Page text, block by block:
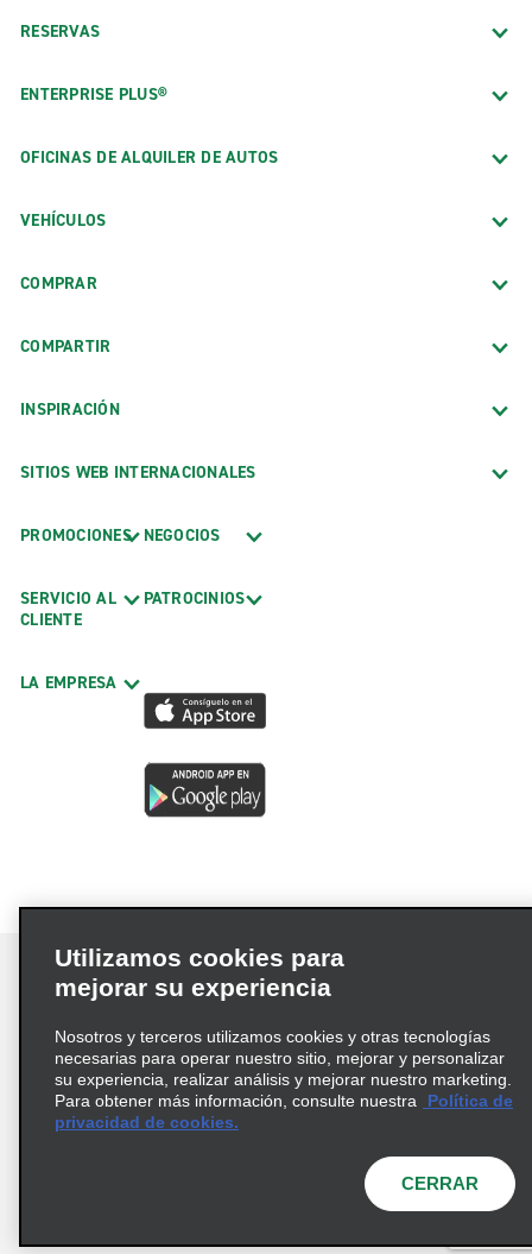
RESERVAS
ENTERPRISE PLUS®
OFICINAS DE ALQUILER DE AUTOS
VEHÍCULOS
COMPRAR
COMPARTIR
INSPIRACIÓN
SITIOS WEB INTERNACIONALES
PROMOCIONES
SERVICIO AL
CLIENTE
LA EMPRESA
NEGOCIOS
PATROCINIOS
Términos de uso
Política de privacidad
Política de cookies
Información de Salud del Consumidor
© 2026 Enterprise Holdings, Inc. Todos los derechos
Utilizamos cookies para
mejorar su experiencia
Nosotros y terceros utilizamos cookies y otras tecnologías
necesarias para operar nuestro sitio, mejorar y personalizar
su experiencia, realizar análisis y mejorar nuestro marketing.
Para obtener más información, consulte nuestra
Política de
privacidad de cookies.
CERRAR